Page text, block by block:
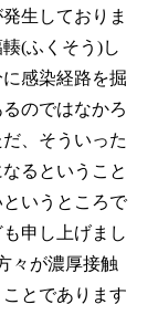
生しておりま
(ふくそう)し
感染経路を掘
のではなかろ
、そういった
るということ
いうところで
申し上げまし
々が濃厚接触
とであります